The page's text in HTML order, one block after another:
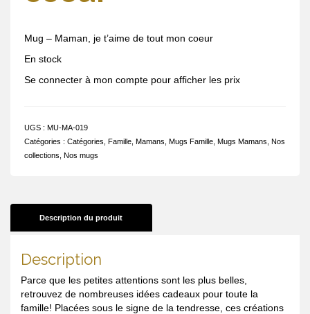
Mug – Maman, je t’aime de tout mon coeur
En stock
Se connecter à mon compte pour afficher les prix
UGS : MU-MA-019
Catégories : Catégories Famille Mamans Mugs Famille Mugs Mamans Nos
collections Nos mugs
Description du produit
Description
Parce que les petites attentions sont les plus belles,
retrouvez de nombreuses idées cadeaux pour toute la
famille! Placées sous le signe de la tendresse, ces créations